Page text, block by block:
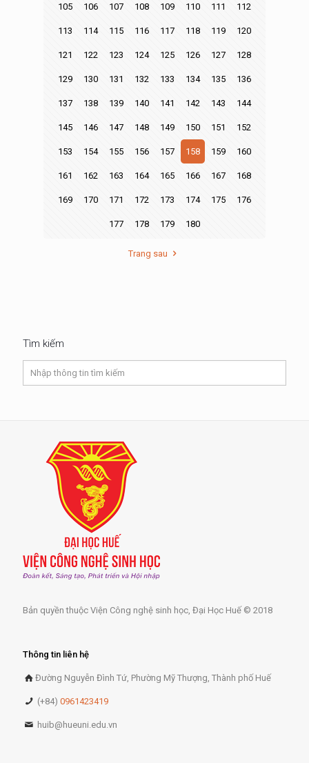
105 106 107 108 109 110 111 112
113 114 115 116 117 118 119 120
121 122 123 124 125 126 127 128
129 130 131 132 133 134 135 136
137 138 139 140 141 142 143 144
145 146 147 148 149 150 151 152
153 154 155 156 157 158 159 160
161 162 163 164 165 166 167 168
169 170 171 172 173 174 175 176
177 178 179 180
Trang sau
Tìm kiếm
Bản quyền thuộc Viện Công nghệ sinh học, Đại Học Huế © 2018
Thông tin liên hệ
Đường Nguyễn Đình Tứ, Phường Mỹ Thượng, Thành phố Huế
(+84)0961423419
huib@hueuni.edu.vn